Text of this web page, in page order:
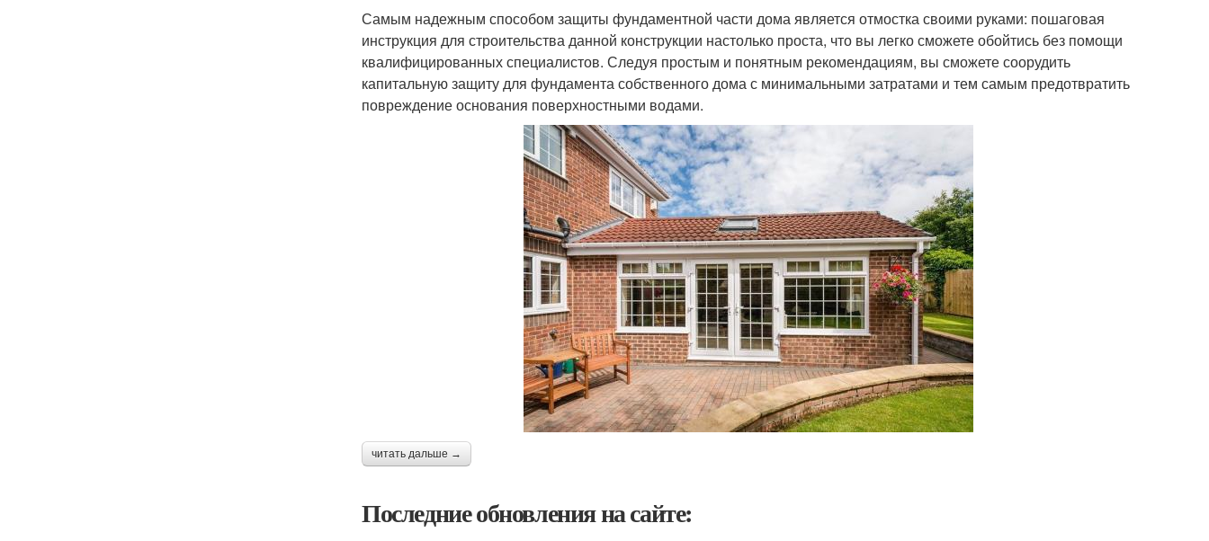
Самым надежным способом защиты фундаментной части дома является отмостка своими руками: пошаговая
инструкция для строительства данной конструкции настолько проста, что вы легко сможете обойтись без помощи
квалифицированных специалистов. Следуя простым и понятным рекомендациям, вы сможете соорудить
капитальную защиту для фундамента собственного дома с минимальными затратами и тем самым предотвратить
повреждение основания поверхностными водами.
читать дальше →
Последние обновления на сайте: